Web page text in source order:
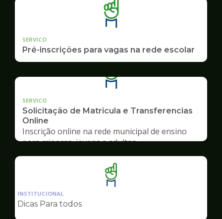
SERVICO
Pré-inscrições para vagas na rede escolar
SERVICO
Solicitação de Matricula e Transferencias
Online
Inscrição online na rede municipal de ensino
para crianças, jovens e adultos
Ilustração
da
INSTITUCIONAL
Dicas Para todos